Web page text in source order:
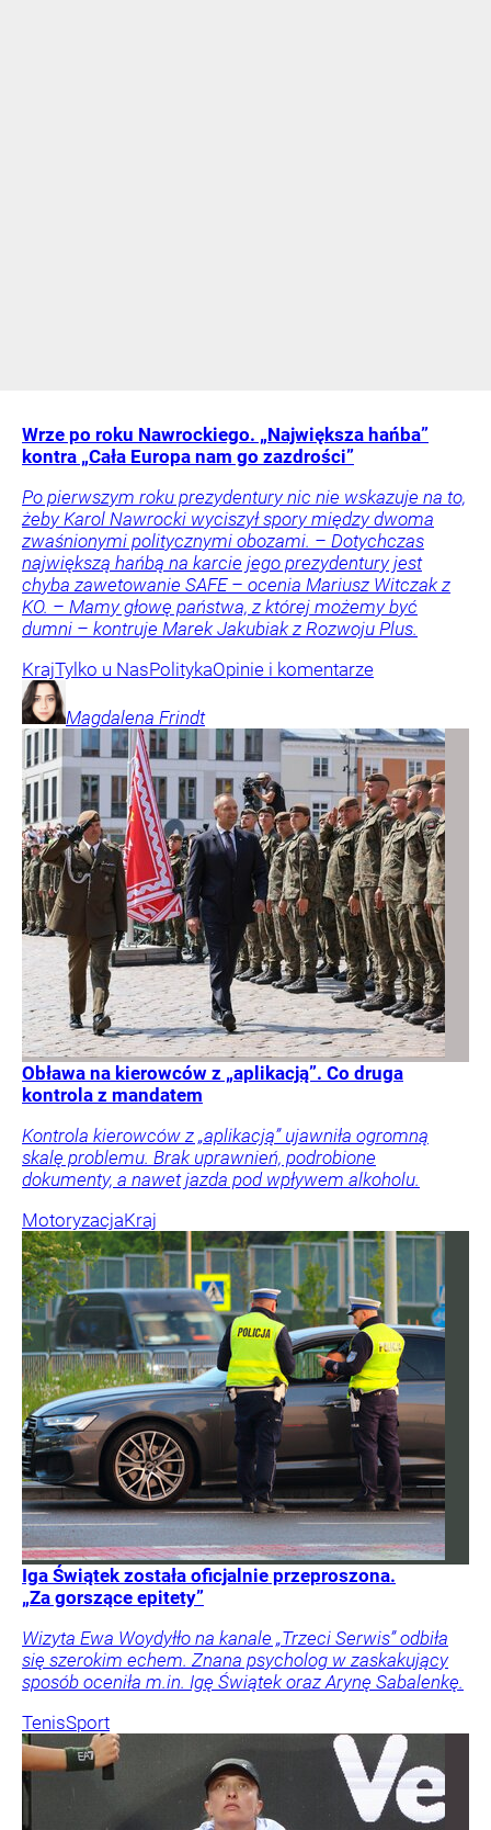
Wrze po roku Nawrockiego. „Największa hańba”
kontra „Cała Europa nam go zazdrości”
Po pierwszym roku prezydentury nic nie wskazuje na to,
żeby Karol Nawrocki wyciszył spory między dwoma
zwaśnionymi politycznymi obozami. – Dotychczas
największą hańbą na karcie jego prezydentury jest
chyba zawetowanie SAFE – ocenia Mariusz Witczak z
KO. – Mamy głowę państwa, z której możemy być
dumni – kontruje Marek Jakubiak z Rozwoju Plus.
KrajTylko u NasPolitykaOpinie i komentarze
Magdalena Frindt
Obława na kierowców z „aplikacją”. Co druga
kontrola z mandatem
Kontrola kierowców z „aplikacją” ujawniła ogromną
skalę problemu. Brak uprawnień, podrobione
dokumenty, a nawet jazda pod wpływem alkoholu.
MotoryzacjaKraj
Iga Świątek została oficjalnie przeproszona.
„Za gorszące epitety”
Wizyta Ewa Woydyłło na kanale „Trzeci Serwis” odbiła
się szerokim echem. Znana psycholog w zaskakujący
sposób oceniła m.in. Igę Świątek oraz Arynę Sabalenkę.
TenisSport